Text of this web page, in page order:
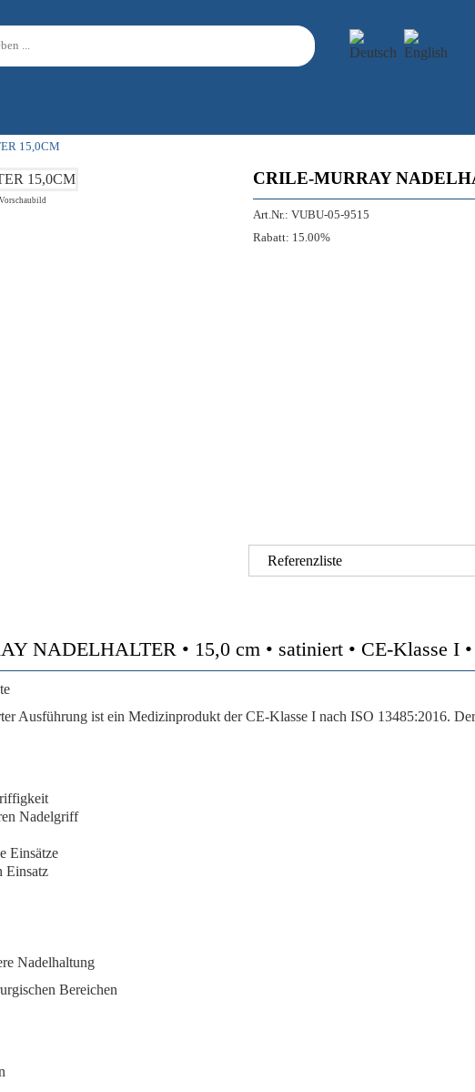
15,0CM
CRILE-MURRAY
Art.Nr.: VUBU-05-9515
Rabatt: 15.00%
Referenzliste
NADELHALTER • 15,0 cm • satiniert • CE-Klasse I
Ausführung ist ein Medizinprodukt der CE-Klasse I nach ISO 13485:2016.
Nadelgriff
Einsätze
Einsatz
Nadelhaltung
Bereichen